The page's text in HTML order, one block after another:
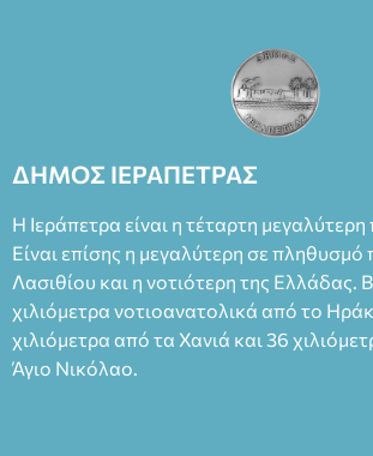
ΔΗΜΟΣ ΙΕΡΑΠΕΤΡΑΣ
Η Ιεράπετρα είναι η τέταρτη
Είναι επίσης η μεγαλύτερη σε
Λασιθίου και η νοτιότερη της Ελλάδας.
χιλιόμετρα νοτιοανατολικά από το
χιλιόμετρα από τα Χανιά και 36
Άγιο Νικόλαο.